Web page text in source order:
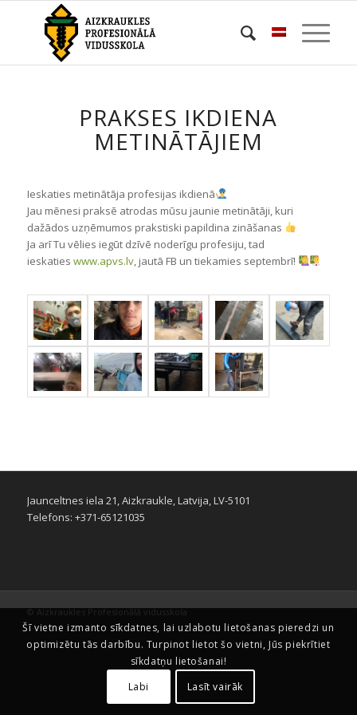
PRAKSES IKDIENA
METINĀTĀJIEM
Ieskaties metinātāja profesijas ikdienā
Jau mēnesi praksē atrodas mūsu jaunie metinātāji, kuri
dažādos uzņēmumos prakstiski papildina zināšanas
Ja arī Tu vēlies iegūt dzīvē noderīgu profesiju, tad
ieskaties www.apvs.lv, jautā FB un tiekamies septembrī!
Jaunceltnes iela 21, Aizkraukle, Latvija, LV-5101
Telefons: +371-65121035
© Aizkraukles Profesionālā vidusskola
Šī vietne izmanto sīkdatnes, lai uzlabotu lietošanas pieredzi un
optimizētu tās darbību. Turpinot lietot šo vietni, Jūs piekrītiet
sīkdatņu lietošanai!
Labi
Lasīt vairāk